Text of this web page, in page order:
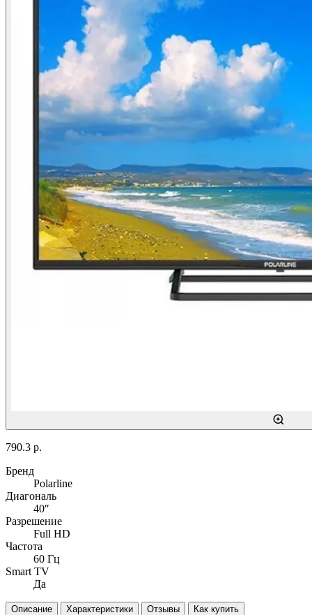
790.3 р.
Бренд
Polarline
Диагональ
40″
Разрешение
Full HD
Частота
60 Гц
Smart TV
Да
Описание Характеристики Отзывы Как купить